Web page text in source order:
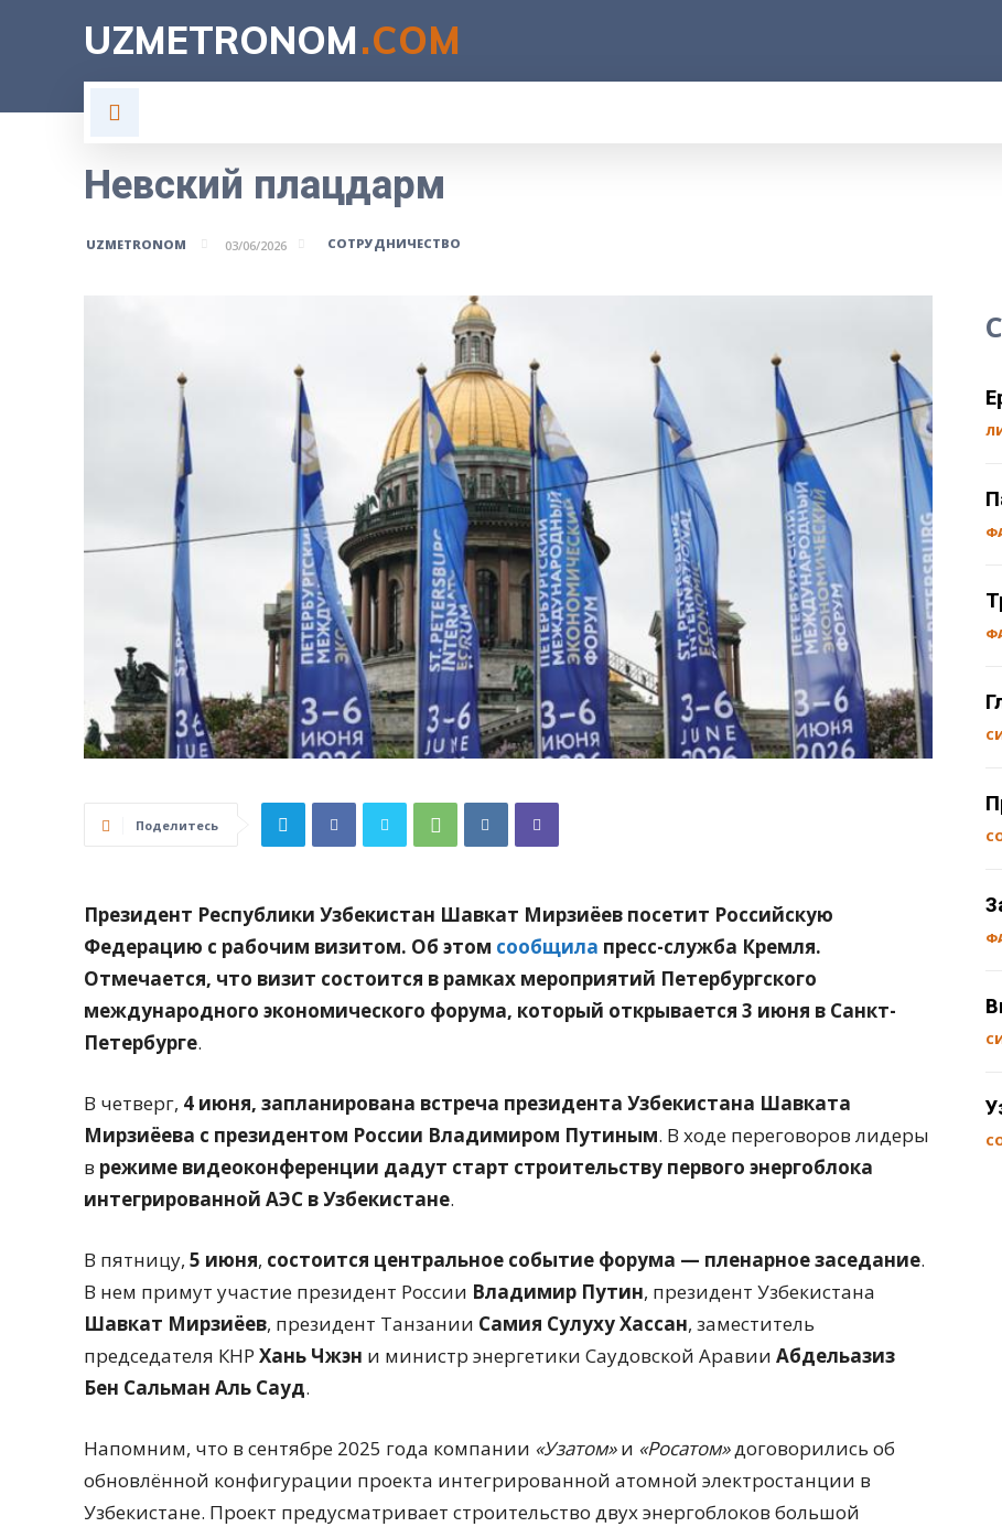
UZMETRONOM.COM
Невский плацдарм
UZMETRONOM 03/06/2026 СОТРУДНИЧЕСТВО
Поделитесь
Президент Республики Узбекистан Шавкат Мирзиёев посетит Российскую
Федерацию с рабочим визитом. Об этом сообщила пресс-служба Кремля.
Отмечается, что визит состоится в рамках мероприятий Петербургского
международного экономического форума, который открывается 3 июня в Санкт-
Петербурге.
В четверг, 4 июня, запланирована встреча президента Узбекистана Шавката
Мирзиёева с президентом России Владимиром Путиным. В ходе переговоров лидеры
в режиме видеоконференции дадут старт строительству первого энергоблока
интегрированной АЭС в Узбекистане.
В пятницу, 5 июня, состоится центральное событие форума — пленарное заседание.
В нем примут участие президент России Владимир Путин, президент Узбекистана
Шавкат Мирзиёев, президент Танзании Самия Сулуху Хассан, заместитель
председателя КНР Хань Чжэн и министр энергетики Саудовской Аравии Абдельазиз
Бен Сальман Аль Сауд.
Напомним, что в сентябре 2025 года компании «Узатом»и «Росатом»договорились об
обновлённой конфигурации проекта интегрированной атомной электростанции в
Узбекистане. Проект предусматривает строительство двух энергоблоков большой